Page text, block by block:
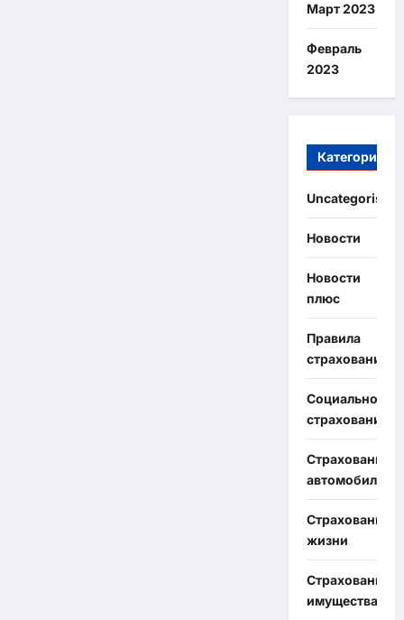
Март 2023
Февраль
2023
Категории
Uncategorised
Новости
Новости
плюс
Правила
страхования
Социальное
страхование
Страхование
автомобиля
Страхование
жизни
Страхование
имущества